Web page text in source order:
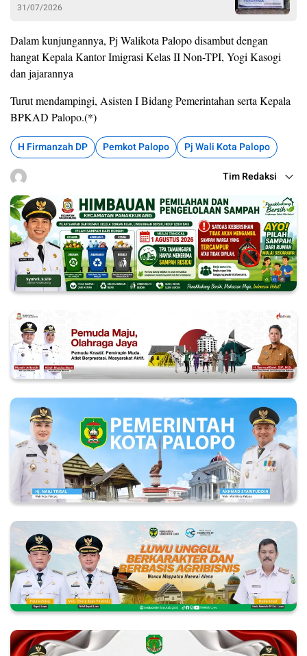
31/07/2026
Dalam kunjungannya, Pj Walikota Palopo disambut dengan
hangat Kepala Kantor Imigrasi Kelas II Non-TPI, Yogi Kasogi
dan jajarannya
Turut mendampingi, Asisten I Bidang Pemerintahan serta Kepala
BPKAD Palopo.(*)
H Firmanzah DP Pemkot Palopo Pj Wali Kota Palopo
Tim Redaksi